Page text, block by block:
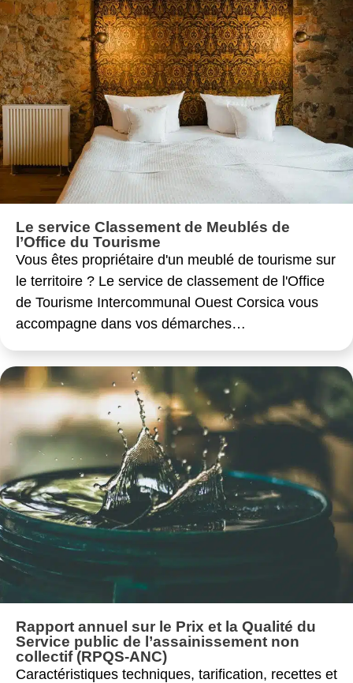
Le service Classement de Meublés de
l’Office du Tourisme
Vous êtes propriétaire d'un meublé de tourisme sur
le territoire ? Le service de classement de l'Office
de Tourisme Intercommunal Ouest Corsica vous
accompagne dans vos démarches…
Rapport annuel sur le Prix et la Qualité du
Service public de l’assainissement non
collectif (RPQS-ANC)
Caractéristiques techniques, tarification, recettes et